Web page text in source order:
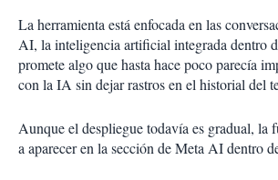
La herramienta está enfocada en las
AI, la inteligencia artificial integrada dentro
promete algo que hasta hace poco parecía
con la IA sin dejar rastros en el historial del
Aunque el despliegue todavía es gradual, la
a aparecer en la sección de Meta AI dentro